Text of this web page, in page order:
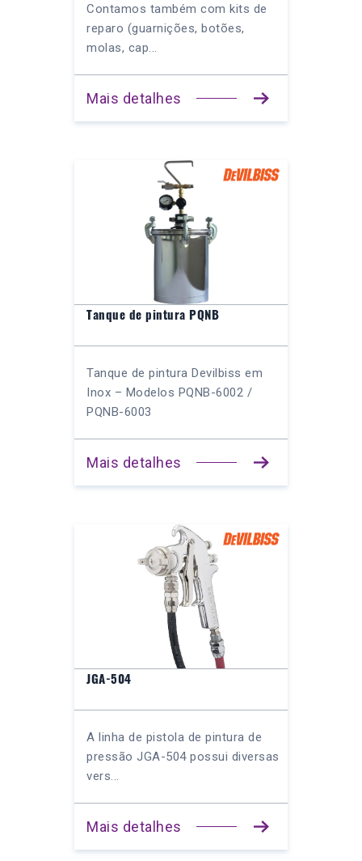
Contamos também com kits de
reparo (guarnições, botões,
molas, cap...
Mais detalhes
Tanque de pintura PQNB
Tanque de pintura Devilbiss em
Inox – Modelos PQNB-6002 /
PQNB-6003
Mais detalhes
JGA-504
A linha de pistola de pintura de
pressão JGA-504 possui diversas
vers...
Mais detalhes